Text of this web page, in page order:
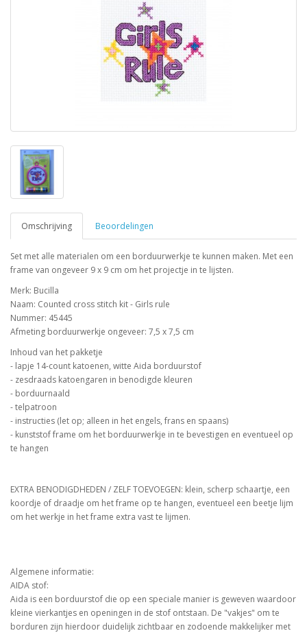
Omschrijving Beoordelingen
Set met alle materialen om een borduurwerkje te kunnen maken. Met een
frame van ongeveer 9 x 9 cm om het projectje in te lijsten.
Merk: Bucilla
Naam: Counted cross stitch kit - Girls rule
Nummer: 45445
Afmeting borduurwerkje ongeveer: 7,5 x 7,5 cm
Inhoud van het pakketje
- lapje 14-count katoenen, witte Aida borduurstof
- zesdraads katoengaren in benodigde kleuren
- borduurnaald
- telpatroon
- instructies (let op; alleen in het engels, frans en spaans)
- kunststof frame om het borduurwerkje in te bevestigen en eventueel op
te hangen
EXTRA BENODIGDHEDEN / ZELF TOEVOEGEN: klein, scherp schaartje, een
koordje of draadje om het frame op te hangen, eventueel een beetje lijm
om het werkje in het frame extra vast te lijmen.
Algemene informatie:
AIDA stof:
Aida is een borduurstof die op een speciale manier is geweven waardoor
kleine vierkantjes en openingen in de stof ontstaan. De "vakjes" om te
borduren zijn hierdoor duidelijk zichtbaar en zodoende makkelijker met